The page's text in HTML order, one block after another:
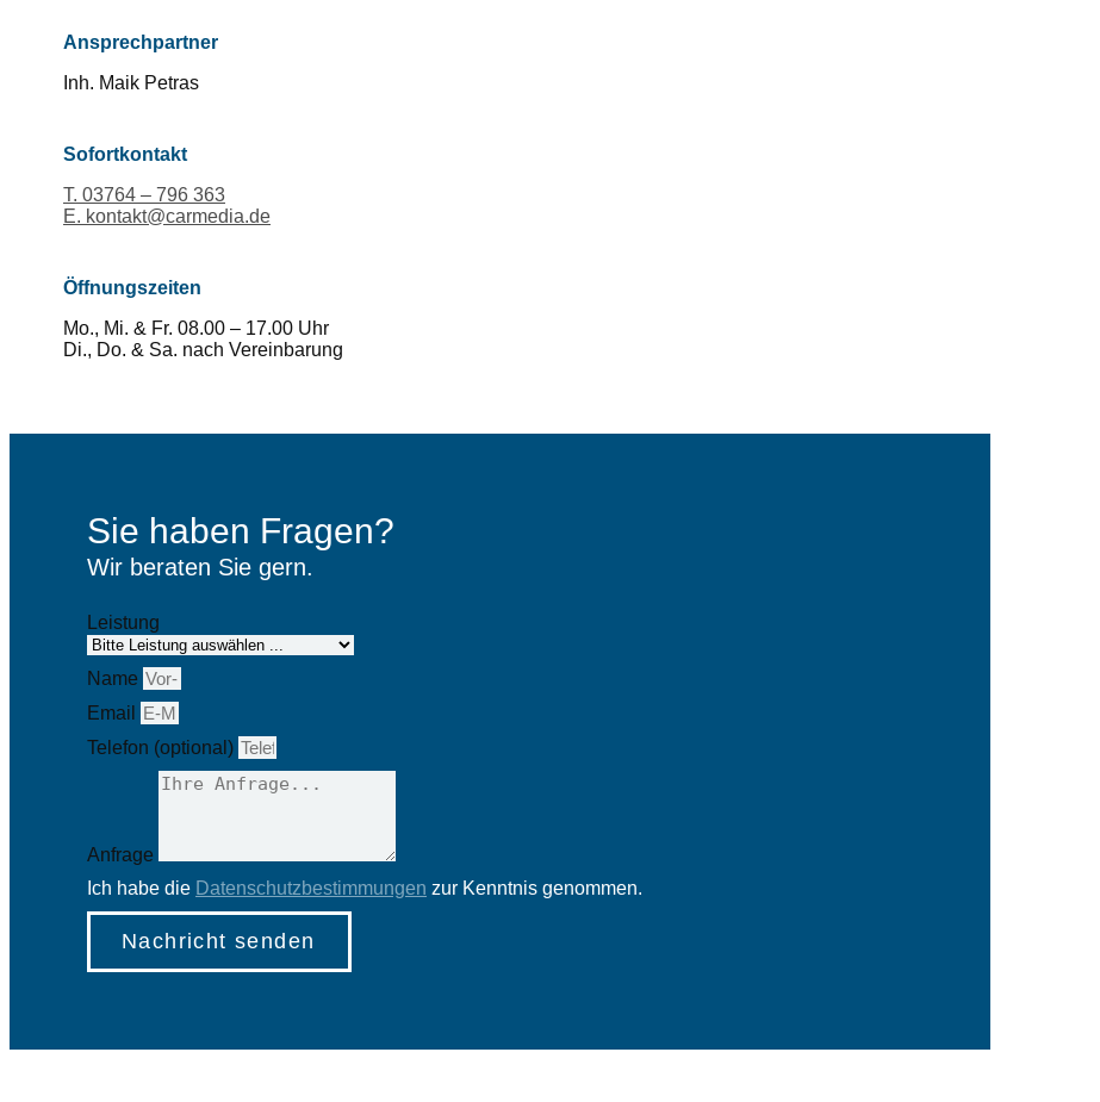
Ansprechpartner
Inh. Maik Petras
Sofortkontakt
T. 03764 – 796 363
E. kontakt@carmedia.de
Öffnungszeiten
Mo., Mi. & Fr. 08.00 – 17.00 Uhr
Di., Do. & Sa. nach Vereinbarung
Sie haben Fragen?
Wir beraten Sie gern.
Leistung
Name
Email
Telefon (optional)
Anfrage
Ich habe die Datenschutzbestimmungen zur Kenntnis genommen.
Nachricht senden